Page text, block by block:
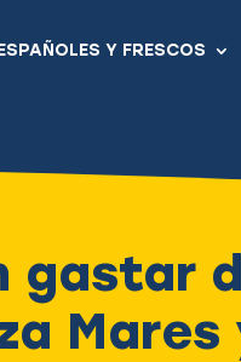
Y FRESCOS
gastar
Mares